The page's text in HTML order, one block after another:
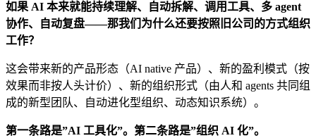
如果 AI 本来就能持续理解、自动拆解、调用工具、多 agent
协作、自动复盘——那我们为什么还要按照旧公司的方式组织
工作？
这会带来新的产品形态（AI native 产品）、新的盈利模式（按
效果而非按人头计价）、新的组织形式（由人和 agents 共同组
成的新型团队、自动进化型组织、动态知识系统）。
第一条路是”AI 工具化”。第二条路是”组织 AI 化”。